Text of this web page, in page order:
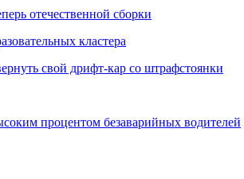
отечественной сборки
кластера
свой дрифт-кар со штрафстоянки
процентом безаварийных водителей